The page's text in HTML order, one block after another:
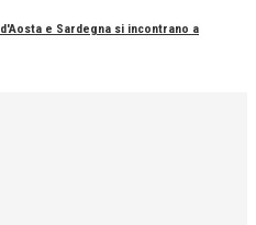
e Sardegna si incontrano a